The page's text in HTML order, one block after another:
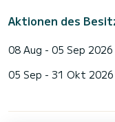
Aktionen des
08 Aug - 05 Sep 2026
05 Sep - 31 Okt 2026